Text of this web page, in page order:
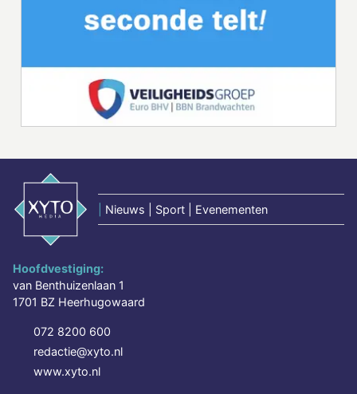
Nieuws | Sport | Evenementen
Hoofdvestiging:
van Benthuizenlaan 1
1701 BZ Heerhugowaard
072 8200 600
redactie@xyto.nl
www.xyto.nl